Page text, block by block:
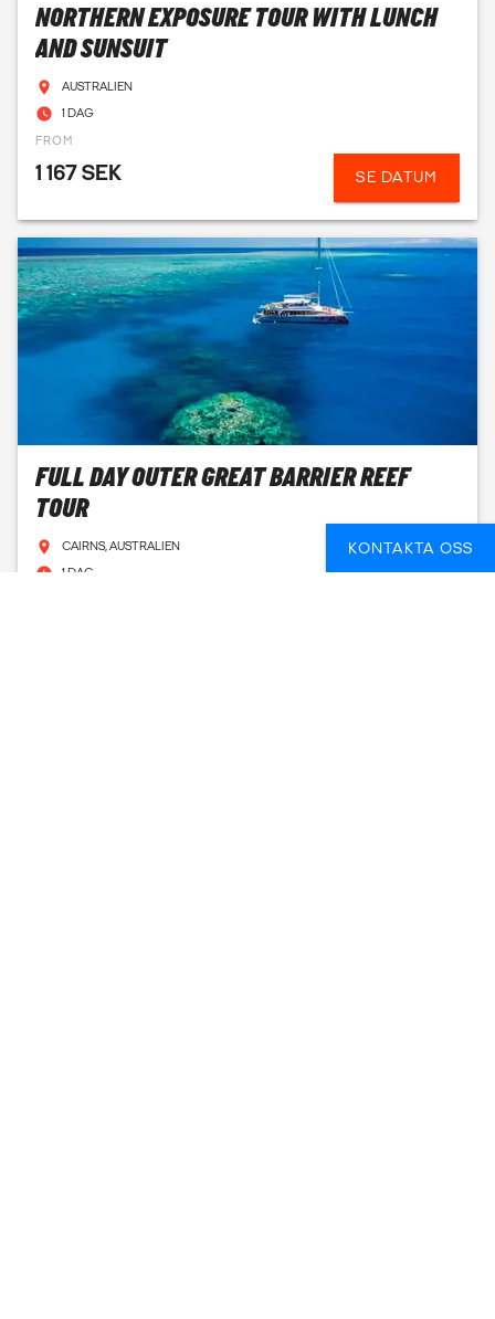
NORTHERN EXPOSURE TOUR WITH LUNCH
AND SUNSUIT
AUSTRALIEN
1 DAG
FROM
1 167 SEK SE DATUM
FULL DAY OUTER GREAT BARRIER REEF
TOUR
CAIRNS, AUSTRALIEN
1 DAG
KONTAKTA OSS